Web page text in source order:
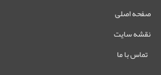
صفحه اصلی
نقشه سایت
تماس با ما